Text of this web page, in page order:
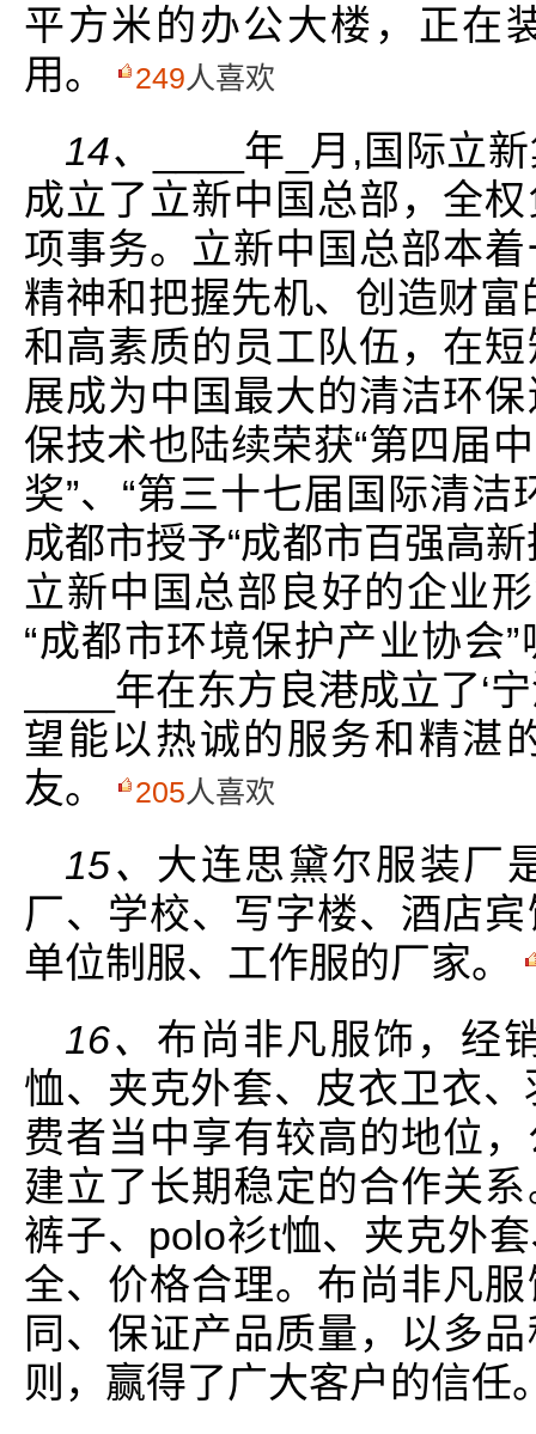
平方米的办公大楼，正在
用。
249人喜欢
14、
____年_月,国际立
成立了立新中国总部，全
项事务。立新中国总部本
精神和把握先机、创造财
和高素质的员工队伍，在
展成为中国最大的清洁环
保技术也陆续荣获“第四届
奖”、“第三十七届国际清
成都市授予“成都市百强高
立新中国总部良好的企业
“成都市环境保护产业协会
____年在东方良港成立了‘
望能以热诚的服务和精湛
友。
205人喜欢
15、 大连思黛尔服装厂
厂、学校、写字楼、酒店
单位制服、工作服的厂家。
16、 布尚非凡服饰，经
恤、夹克外套、皮衣卫衣
费者当中享有较高的地位
建立了长期稳定的合作关
裤子、polo衫t恤、夹克外
全、价格合理。布尚非凡
同、保证产品质量，以多
则，赢得了广大客户的信任